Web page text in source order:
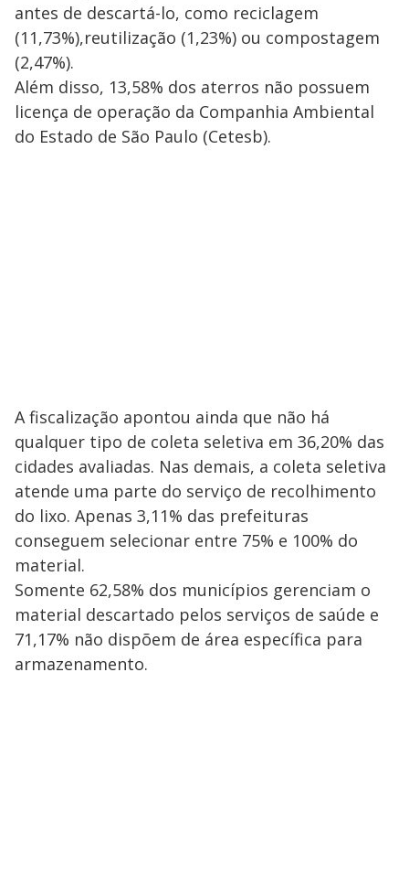
antes de descartá-lo, como reciclagem
(11,73%),reutilização (1,23%) ou compostagem
(2,47%).
Além disso, 13,58% dos aterros não possuem
licença de operação da Companhia Ambiental
do Estado de São Paulo (Cetesb).
A fiscalização apontou ainda que não há
qualquer tipo de coleta seletiva em 36,20% das
cidades avaliadas. Nas demais, a coleta seletiva
atende uma parte do serviço de recolhimento
do lixo. Apenas 3,11% das prefeituras
conseguem selecionar entre 75% e 100% do
material.
Somente 62,58% dos municípios gerenciam o
material descartado pelos serviços de saúde e
71,17% não dispõem de área específica para
armazenamento.